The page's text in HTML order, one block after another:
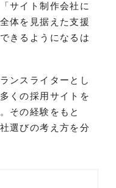
サイト制作会社に
体を見据えた支援
きるようになるは
ンスライターとし
くの採用サイトを
その経験をもと
選びの考え方を分